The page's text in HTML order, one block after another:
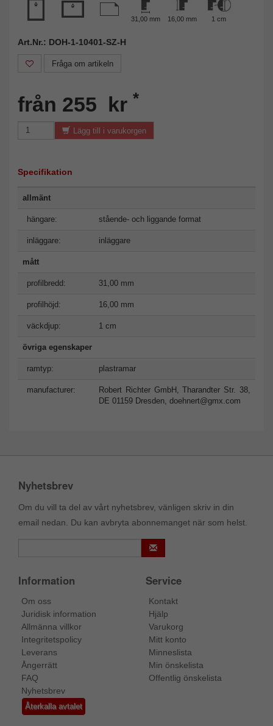
31,00 mm 16,00 mm 1 cm
Art.Nr.: DOH-1-10401-SZ-H
Fråga om artikeln
från 255 kr *
Lägg till i varukorgen
Specifikation
allmänt
hängare: stående- och liggande format
inläggare: inläggare
mått
profilbredd: 31,00 mm
profilhöjd: 16,00 mm
väckdjup: 1 cm
övriga egenskaper
ramtyp: plastramar
manufacturer:
Robert Richter GmbH, Tharandter Str. 38,
DE 01159 Dresden, doehnert@gmx.com
Nyhetsbrev
Om du vill ta del av vårt nyhetsbrev, vänligen skriv in din
email nedan. Du kan avbryta abonnemanget när som helst.
Information
Om oss
Juridisk information
Allmänna villkor
Integritetspolicy
Leverans
Ångerrätt
FAQ
Nyhetsbrev
Återkalla avtalet
Service
Kontakt
Hjälp
Varukorg
Mitt konto
Minneslista
Min önskelista
Offentlig önskelista